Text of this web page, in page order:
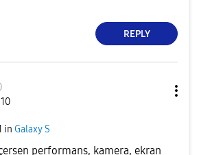
REPLY
in Galaxy S
performans, kamera, ekran